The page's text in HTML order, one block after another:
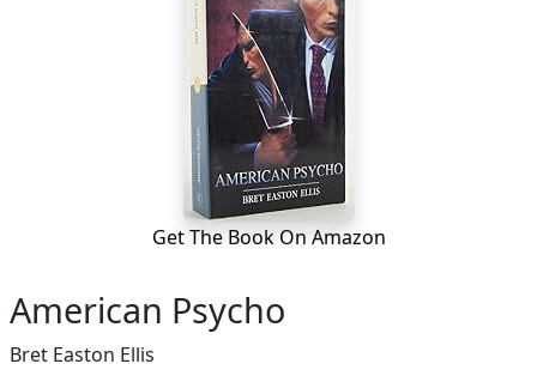
Get The Book On Amazon
American Psycho
Bret Easton Ellis